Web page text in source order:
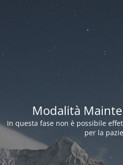
Modalità
In questa fase non è possibile
per la